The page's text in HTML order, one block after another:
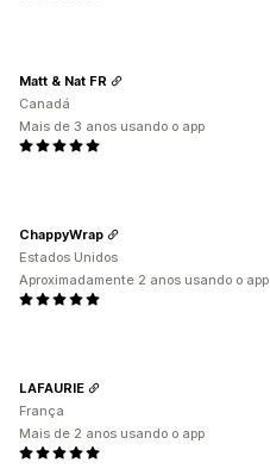
Matt & Nat FR
Canadá
Mais de 3 anos usando o app
ChappyWrap
Estados Unidos
Aproximadamente 2 anos usando o app
LAFAURIE
França
Mais de 2 anos usando o app